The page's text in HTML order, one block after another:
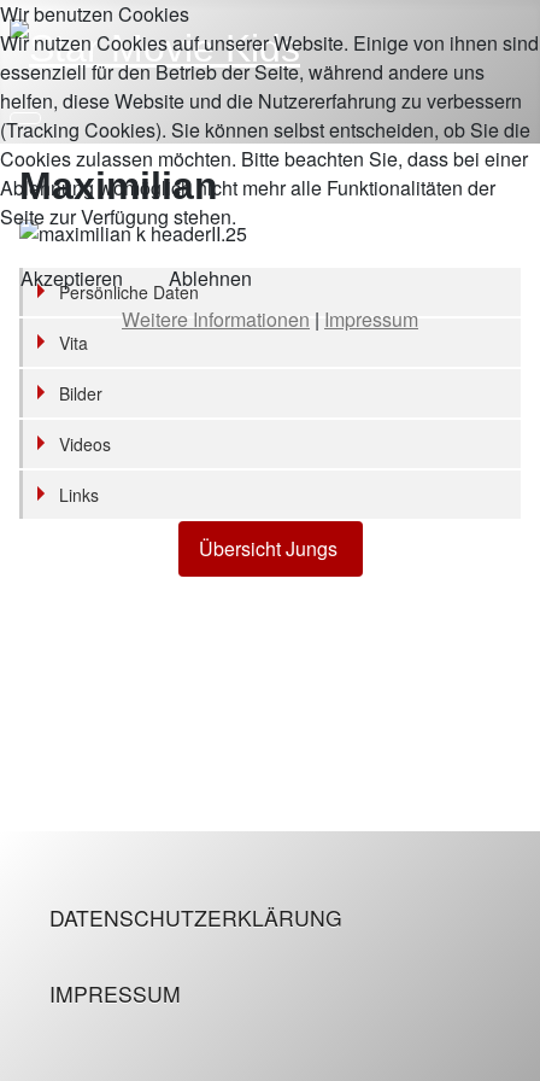
Maximilian
Persönliche Daten
Vita
Bilder
Videos
Links
Übersicht Jungs
DATENSCHUTZERKLÄRUNG
IMPRESSUM
Wir benutzen Cookies
Wir nutzen Cookies auf unserer Website. Einige von ihnen sind
essenziell für den Betrieb der Seite, während andere uns
helfen, diese Website und die Nutzererfahrung zu verbessern
(Tracking Cookies). Sie können selbst entscheiden, ob Sie die
Cookies zulassen möchten. Bitte beachten Sie, dass bei einer
Ablehnung womöglich nicht mehr alle Funktionalitäten der
Seite zur Verfügung stehen.
Akzeptieren
Ablehnen
Weitere Informationen | Impressum